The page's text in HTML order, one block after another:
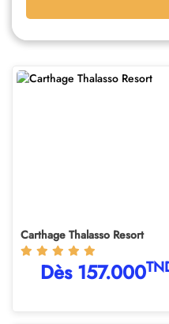
Carthage Thalasso Resort
Dès 157.000